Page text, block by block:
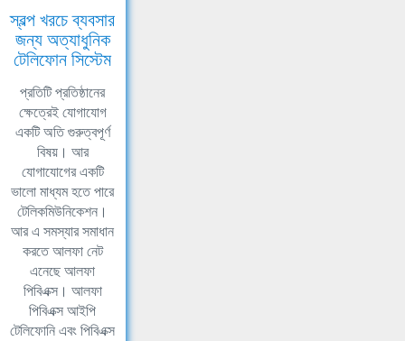
স্বল্প খরচে ব্যবসার
জন্য অত্যাধুনিক
টেলিফোন সিস্টেম
প্রতিটি প্রতিষ্ঠানের
ক্ষেত্রেই যোগাযোগ
একটি অতি গুরুত্বপূর্ণ
বিষয়। আর
যোগাযোগের একটি
ভালো মাধ্যম হতে পারে
টেলিকমিউনিকেশন।
আর এ সমস্যার সমাধান
করতে আলফা নেট
এনেছে আলফা
পিবিএক্স। আলফা
পিবিএক্স আইপি
টেলিফোনি এবং পিবিএক্স